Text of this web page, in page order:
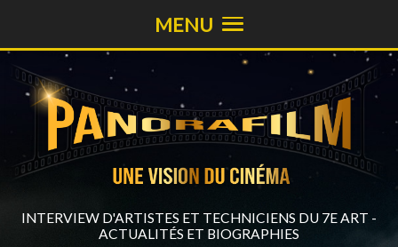
INTERVIEW D'ARTISTES ET TECHNICIENS DU 7E ART -
ACTUALITÉS ET BIOGRAPHIES
MENU